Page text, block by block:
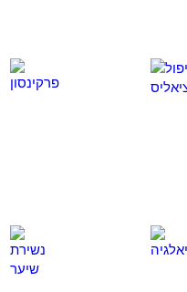
פרקינסון
לחץ
לחץ
נשירת שיער
לחץ
כאן
לחץ